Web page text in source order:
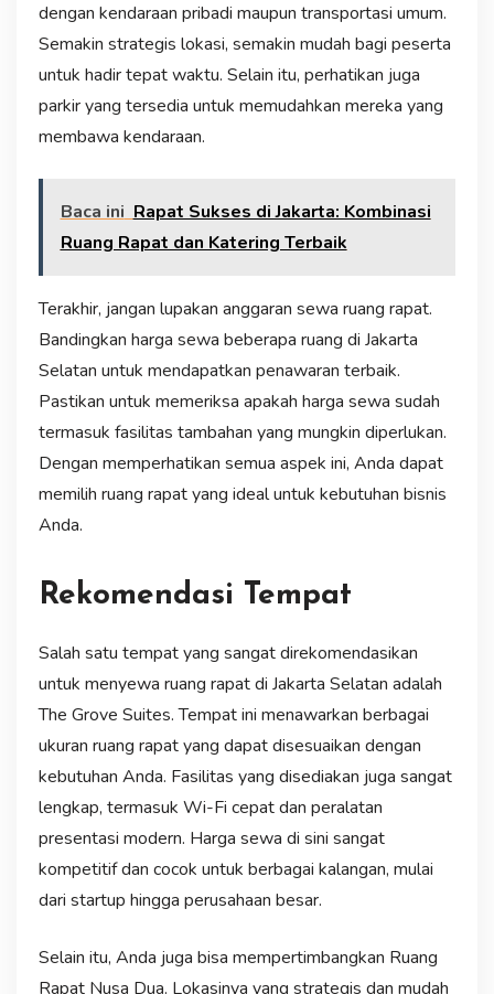
dengan kendaraan pribadi maupun transportasi umum.
Semakin strategis lokasi, semakin mudah bagi peserta
untuk hadir tepat waktu. Selain itu, perhatikan juga
parkir yang tersedia untuk memudahkan mereka yang
membawa kendaraan.
Baca ini Rapat Sukses di Jakarta: Kombinasi
Ruang Rapat dan Katering Terbaik
Terakhir, jangan lupakan anggaran sewa ruang rapat.
Bandingkan harga sewa beberapa ruang di Jakarta
Selatan untuk mendapatkan penawaran terbaik.
Pastikan untuk memeriksa apakah harga sewa sudah
termasuk fasilitas tambahan yang mungkin diperlukan.
Dengan memperhatikan semua aspek ini, Anda dapat
memilih ruang rapat yang ideal untuk kebutuhan bisnis
Anda.
Rekomendasi Tempat
Salah satu tempat yang sangat direkomendasikan
untuk menyewa ruang rapat di Jakarta Selatan adalah
The Grove Suites. Tempat ini menawarkan berbagai
ukuran ruang rapat yang dapat disesuaikan dengan
kebutuhan Anda. Fasilitas yang disediakan juga sangat
lengkap, termasuk Wi-Fi cepat dan peralatan
presentasi modern. Harga sewa di sini sangat
kompetitif dan cocok untuk berbagai kalangan, mulai
dari startup hingga perusahaan besar.
Selain itu, Anda juga bisa mempertimbangkan Ruang
Rapat Nusa Dua. Lokasinya yang strategis dan mudah